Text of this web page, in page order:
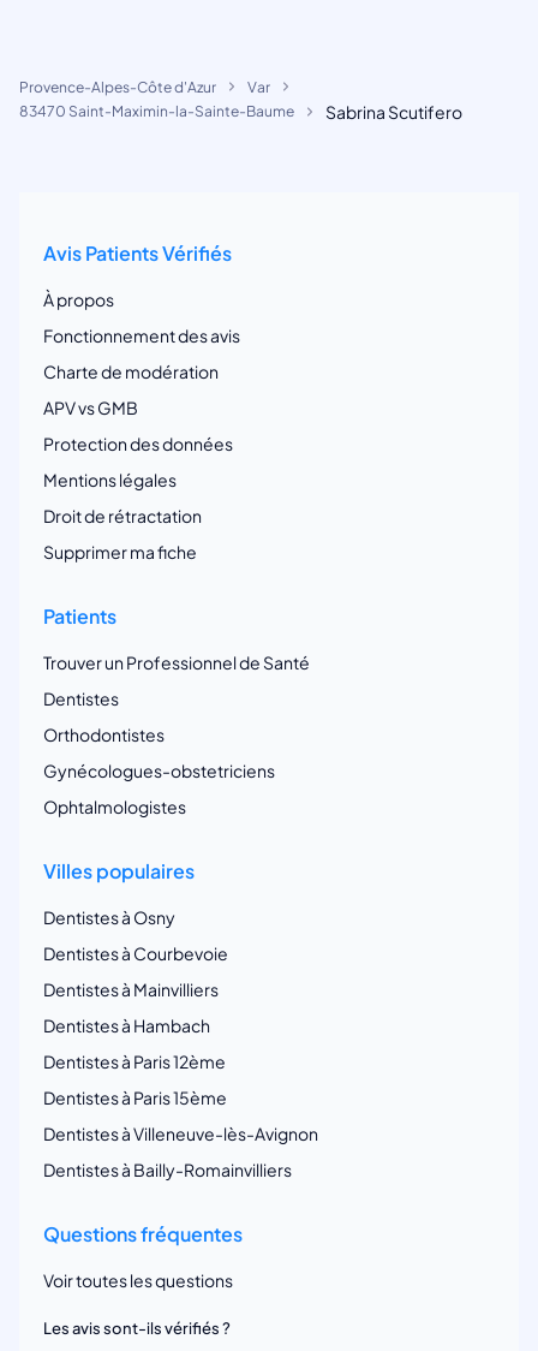
Provence-Alpes-Côte d'Azur
Var
83470 Saint-Maximin-la-Sainte-Baume
Sabrina Scutifero
Avis Patients Vérifiés
À propos
Fonctionnement des avis
Charte de modération
APV vs GMB
Protection des données
Mentions légales
Droit de rétractation
Supprimer ma fiche
Patients
Trouver un Professionnel de Santé
Dentistes
Orthodontistes
Gynécologues-obstetriciens
Ophtalmologistes
Villes populaires
Dentistes à Osny
Dentistes à Courbevoie
Dentistes à Mainvilliers
Dentistes à Hambach
Dentistes à Paris 12ème
Dentistes à Paris 15ème
Dentistes à Villeneuve-lès-Avignon
Dentistes à Bailly-Romainvilliers
Questions fréquentes
Voir toutes les questions
Les avis sont-ils vérifiés ?